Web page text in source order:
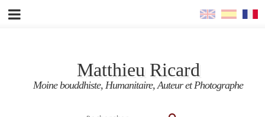
Matthieu Ricard
Moine bouddhiste, Humanitaire, Auteur et Photographe